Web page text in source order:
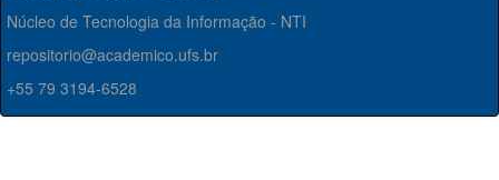
Núcleo de Tecnologia da Informação - NTI
repositorio@academico.ufs.br
+55 79 3194-6528